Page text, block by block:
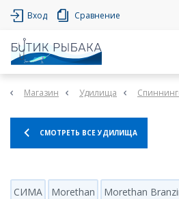
Вход Сравнение
Магазин Удилища
СМОТРЕТЬ ВСЕ УДИЛИЩА
СИМА Morethan Morethan